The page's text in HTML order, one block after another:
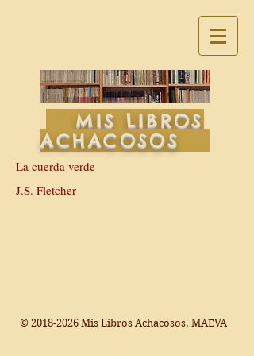
MIS LIBROS
ACHACOSOS
La cuerda verde
J.S. Fletcher
© 2018-2026 Mis Libros Achacosos. MAEVA